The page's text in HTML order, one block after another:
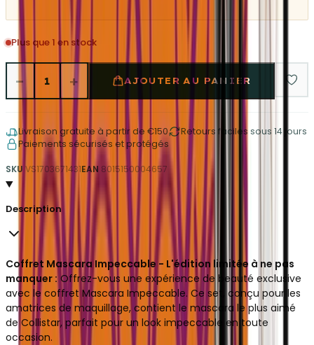
Plus que 1 en stock
− 1 + AJOUTER AU PANIER
Livraison gratuite à partir de €150
Retours faciles sous 14 jours
Paiements sécurisés et protégés
SKU VS1703671431EAN 8015150004657
Description
Coffret Mascara Impeccable - L'édition limitée à ne pas
manquer : Offrez-vous une expérience de beauté exclusive
avec le coffret Mascara Impeccable. Ce set, conçu pour les
amatrices de maquillage, contient le mascara le plus aimé
de Collistar, parfait pour un look impeccable en toute
occasion.